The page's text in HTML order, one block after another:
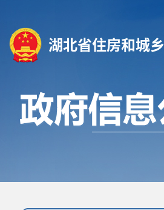
湖北省住房和城